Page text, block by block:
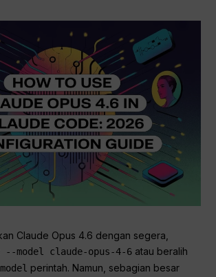
Claude Opus 4.6 dengan segera,
--model claude-opus-4-6 atau beralih
perintah. Namun, sebagian besar